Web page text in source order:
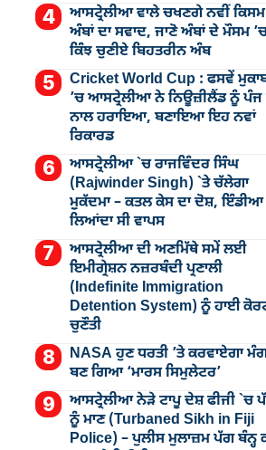
ਆਸਟ੍ਰੇਲੀਆ ਵਾਲੇ ਚਖਣਗੇ ਨਵੀਂ
ਅੰਬਾਂ ਦਾ ਸਵਾਦ, ਜਾਣੋ ਅੰਬਾਂ ਦੇ ਮੌਸਮ
ਕਿੰਝ ਚੁਣੀਏ ਬਿਹਤਰੀਨ ਅੰਬ
Cricket World Cup : ਫਸਵੇਂ
’ਚ ਆਸਟ੍ਰੇਲੀਆ ਨੇ ਨਿਊਜ਼ੀਲੈਂਡ ਨੂੰ ਪੰਜ
ਨਾਲ ਹਰਾਇਆ, ਬਣਾਇਆ ਇਹ ਨਵਾਂ
ਰਿਕਾਰਡ
ਆਸਟ੍ਰੇਲੀਆ `ਚ ਰਾਜਵਿੰਦਰ ਸਿੰਘ
(Rajwinder Singh) `ਤੇ ਚੱਲੇਗਾ
ਮੁੁਕੱਦਮਾ – ਕਤਲ ਕੇਸ ਦਾ ਦੋਸ਼, ਇੰਡੀਆ
ਲਿਆਂਦਾ ਸੀ ਵਾਪਸ
ਆਸਟ੍ਰੇਲੀਆ ਦੀ ਅਣਮਿੱਥੇ ਸਮੇਂ ਲਈ
ਇਮੀਗ੍ਰੇਸ਼ਨ ਨਜ਼ਰਬੰਦੀ ਪ੍ਰਣਾਲੀ
(Indefinite Immigration
Detention System) ਨੂੰ ਹਾਈ
ਚੁਣੌਤੀ
NASA ਹੁਣ ਧਰਤੀ ’ਤੇ ਕਰਵਾਏਗਾ
ਬਣ ਗਿਆ ‘ਮਾਰਸ ਸਿਮੁਲੇਟਰ’
ਆਸਟ੍ਰੇਲੀਆ ਨੇੜੇ ਟਾਪੂ ਦੇਸ਼ ਫੀਜੀ `ਚ
ਨੂੰ ਮਾਣ (Turbaned Sikh in Fiji
Police) – ਪੁਲੀਸ ਮੁਲਾਜ਼ਮ ਪੱਗ ਬੰਨ੍ਹ